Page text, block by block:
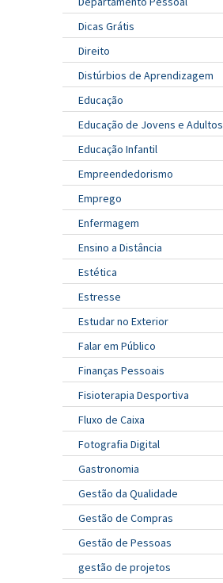
Dicas Grátis
Direito
Distúrbios de Aprendizagem
Educação
Educação de Jovens e Adultos
Educação Infantil
Empreendedorismo
Emprego
Enfermagem
Ensino a Distância
Estética
Estresse
Estudar no Exterior
Falar em Público
Finanças Pessoais
Fisioterapia Desportiva
Fluxo de Caixa
Fotografia Digital
Gastronomia
Gestão da Qualidade
Gestão de Compras
Gestão de Pessoas
gestão de projetos